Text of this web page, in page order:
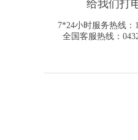
给我们打
7*24小时服务热线：
全国客服热线：